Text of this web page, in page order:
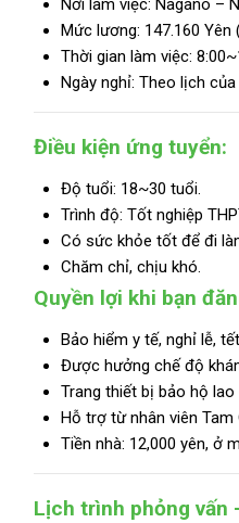
Nơi làm việc: Nagano –
Mức lương: 147.160 Yên
Thời gian làm việc:
Ngày nghỉ: Theo lịch
Điều kiện ứng tuyển:
Độ tuổi: 18~30 tuổi.
Trình độ: Tốt nghiệp
Có sức khỏe tốt để đi
Chăm chỉ, chịu khó.
Quyền lợi khi bạn
Bảo hiểm y tế, nghỉ lễ,
Được hưởng chế độ
Trang thiết bị bảo hộ
Hỗ trợ từ nhân viên
Tiền nhà: 12,000 yên, ở
Lịch trình phỏng vấn